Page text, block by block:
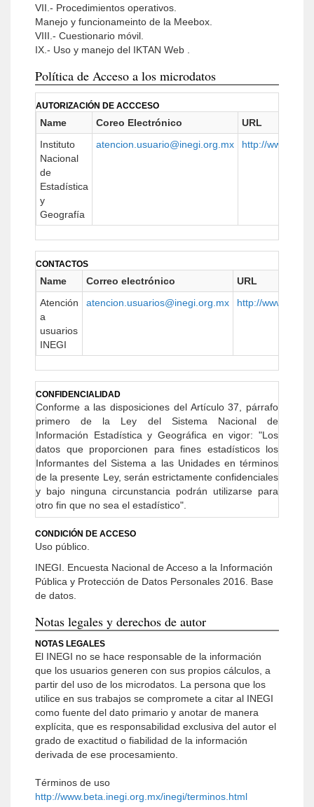
VII.- Procedimientos operativos.
Manejo y funcionameinto de la Meebox.
VIII.- Cuestionario móvil.
IX.- Uso y manejo del IKTAN Web .
Política de Acceso a los microdatos
AUTORIZACIÓN DE ACCCESO
Name Coreo Electrónico
URL
Instituto
Nacional
de
Estadística
y
Geografía
atencion.usuario@inegi.org.mx http://
CONTACTOS
Name Correo electrónico
URL
Atención
a
usuarios
INEGI
atencion.usuarios@inegi.org.mx http://
CONFIDENCIALIDAD
Conforme a las disposiciones del Artículo 37, párrafo
primero de la Ley del Sistema Nacional de
Información Estadística y Geográ­fica en vigor: "Los
datos que proporcionen para fines estadísticos los
Informantes del Sistema a las Unidades en términos
de la presente Ley, serán estrictamente confidenciales
y bajo ninguna circunstancia podrán utilizarse para
otro fin que no sea el estadístico".
CONDICIÓN DE ACCESO
Uso público.
INEGI. Encuesta Nacional de Acceso a la Información
Pública y Protección de Datos Personales 2016. Base
de datos.
Notas legales y derechos de autor
NOTAS LEGALES
El INEGI no se hace responsable de la información
que los usuarios generen con sus propios cálculos, a
partir del uso de los microdatos. La persona que los
utilice en sus trabajos se compromete a citar al INEGI
como fuente del dato primario y anotar de manera
explícita, que es responsabilidad exclusiva del autor el
grado de exactitud o fiabilidad de la información
derivada de ese procesamiento.
Términos de uso
http://www.beta.inegi.org.mx/inegi/terminos.html